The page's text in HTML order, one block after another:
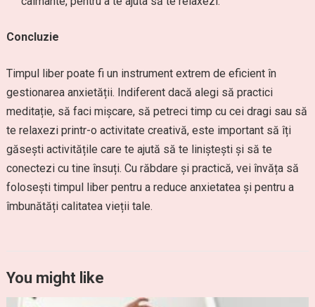
Concluzie
Timpul liber poate fi un instrument extrem de eficient în
gestionarea anxietății. Indiferent dacă alegi să practici
meditație, să faci mișcare, să petreci timp cu cei dragi sau să
te relaxezi printr-o activitate creativă, este important să îți
găsești activitățile care te ajută să te liniștești și să te
conectezi cu tine însuți. Cu răbdare și practică, vei învăța să
folosești timpul liber pentru a reduce anxietatea și pentru a
îmbunătăți calitatea vieții tale.
You might like